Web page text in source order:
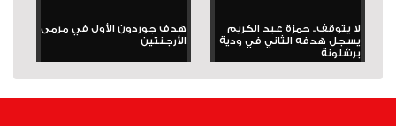
لا يتوقف.. حمزة عبد الكريم
يسجل هدفه الثاني في ودية
برشلونة
هدف جوردون الأول في مرمى
الأرجنتين